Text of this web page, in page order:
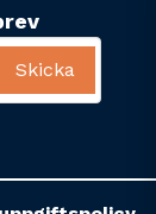
Skicka